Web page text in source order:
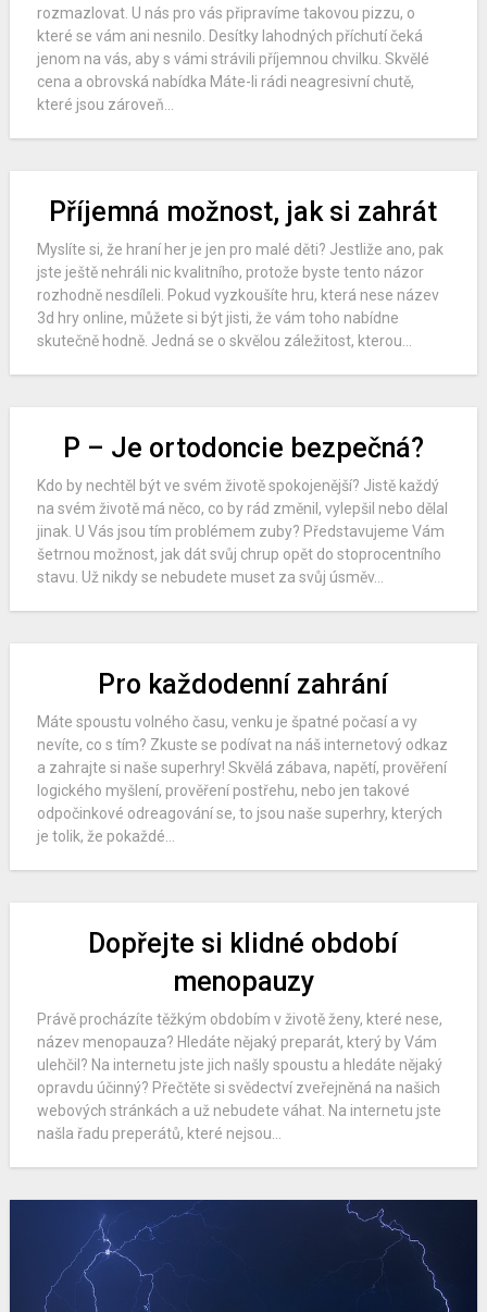
rozmazlovat. U nás pro vás připravíme takovou pizzu, o
které se vám ani nesnilo. Desítky lahodných příchutí čeká
jenom na vás, aby s vámi strávili příjemnou chvilku. Skvělé
cena a obrovská nabídka Máte-li rádi neagresivní chutě,
které jsou zároveň...
Příjemná možnost, jak si zahrát
Myslíte si, že hraní her je jen pro malé děti? Jestliže ano, pak
jste ještě nehráli nic kvalitního, protože byste tento názor
rozhodně nesdíleli. Pokud vyzkoušíte hru, která nese název
3d hry online, můžete si být jisti, že vám toho nabídne
skutečně hodně. Jedná se o skvělou záležitost, kterou...
P – Je ortodoncie bezpečná?
Kdo by nechtěl být ve svém životě spokojenější? Jistě každý
na svém životě má něco, co by rád změnil, vylepšil nebo dělal
jinak. U Vás jsou tím problémem zuby? Představujeme Vám
šetrnou možnost, jak dát svůj chrup opět do stoprocentního
stavu. Už nikdy se nebudete muset za svůj úsměv...
Pro každodenní zahrání
Máte spoustu volného času, venku je špatné počasí a vy
nevíte, co s tím? Zkuste se podívat na náš internetový odkaz
a zahrajte si naše superhry! Skvělá zábava, napětí, prověření
logického myšlení, prověření postřehu, nebo jen takové
odpočinkové odreagování se, to jsou naše superhry, kterých
je tolik, že pokaždé...
Dopřejte si klidné období
menopauzy
Právě procházíte těžkým obdobím v životě ženy, které nese,
název menopauza? Hledáte nějaký preparát, který by Vám
ulehčil? Na internetu jste jich našly spoustu a hledáte nějaký
opravdu účinný? Přečtěte si svědectví zveřejněná na našich
webových stránkách a už nebudete váhat. Na internetu jste
našla řadu preperátů, které nejsou...